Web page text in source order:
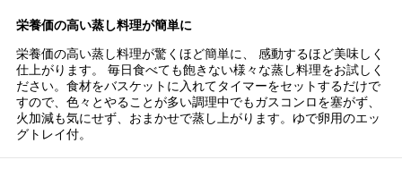
栄養価の高い蒸し料理が簡単に
栄養価の高い蒸し料理が驚くほど簡単に、 感動するほど美味しく
仕上がります。 毎日食べても飽きない様々な蒸し料理をお試しく
ださい。食材をバスケットに入れてタイマーをセットするだけで
すので、色々とやることが多い調理中でもガスコンロを塞がず、
火加減も気にせず、おまかせで蒸し上がります。ゆで卵用のエッ
グトレイ付。